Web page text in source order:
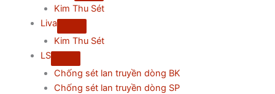
Kim Thu Sét
Liva
Kim Thu Sét
LS
Chống sét lan truyền dòng BK
Chống sét lan truyền dòng SP